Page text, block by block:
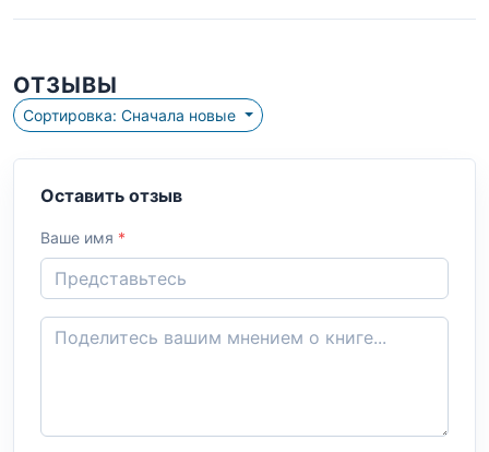
ОТЗЫВЫ
Сортировка: Сначала новые
Оставить отзыв
Ваше имя *